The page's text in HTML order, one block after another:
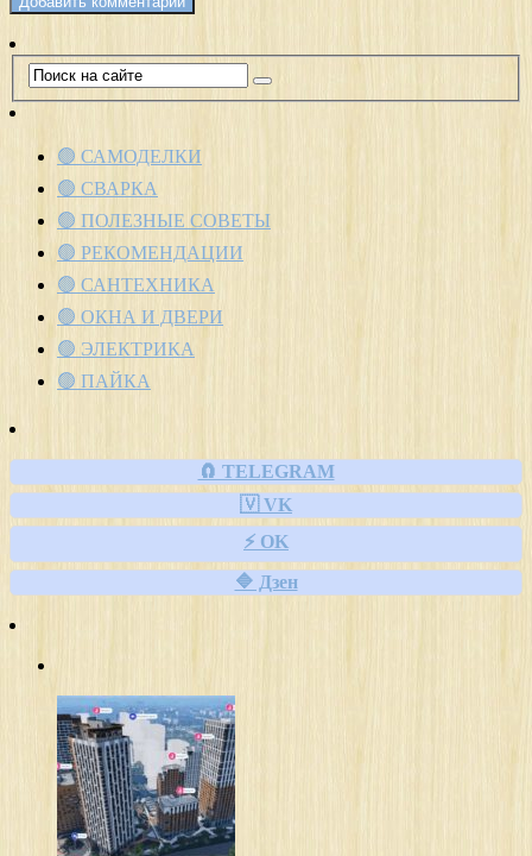
🟢 САМОДЕЛКИ
🟢 СВАРКА
🟢 ПОЛЕЗНЫЕ СОВЕТЫ
🟢 РЕКОМЕНДАЦИИ
🟢 САНТЕХНИКА
🟢 ОКНА И ДВЕРИ
🟢 ЭЛЕКТРИКА
🟢 ПАЙКА
🧲 TELEGRAM
🇻 VK
⚡ OK
🔷 Дзен